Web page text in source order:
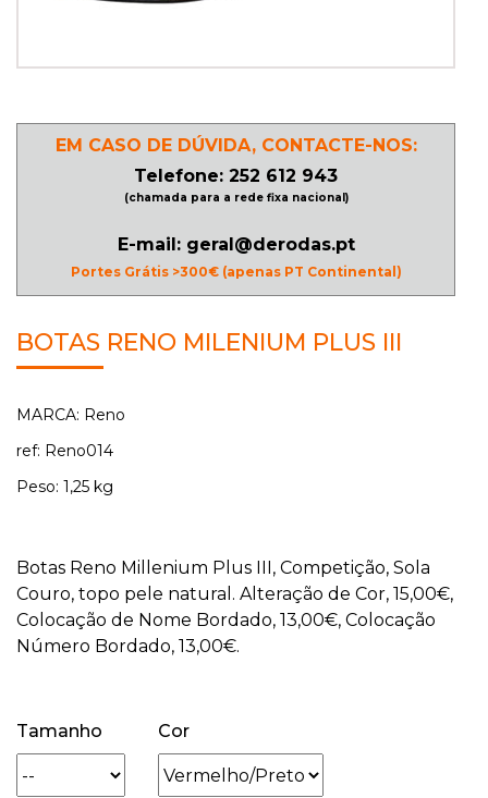
/
ROLLER
SKATES
EM CASO DE DÚVIDA, CONTACTE-NOS:
Telefone: 252 612 943
(chamada para a rede fixa nacional)
E-mail: geral@derodas.pt
Portes Grátis >300€ (apenas PT Continental)
BOTAS RENO MILENIUM PLUS III
MARCA: Reno
ref: Reno014
Peso: 1,25 kg
Botas Reno Millenium Plus III, Competição, Sola
Couro, topo pele natural. Alteração de Cor, 15,00€,
Colocação de Nome Bordado, 13,00€, Colocação
Número Bordado, 13,00€.
Tamanho Cor